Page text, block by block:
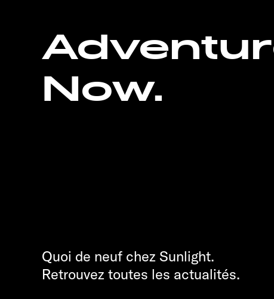
Now.
Quoi de neuf chez Sunlight.
Retrouvez toutes les actualités.